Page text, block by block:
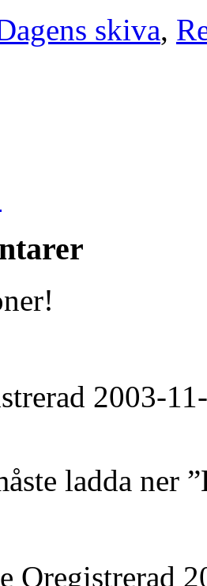
skiva,
2003-
ladda ner
Oregistrerad